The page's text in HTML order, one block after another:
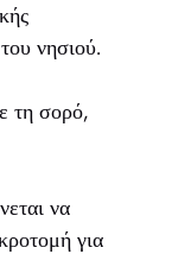
νησιού.
τη σορό,
να
για